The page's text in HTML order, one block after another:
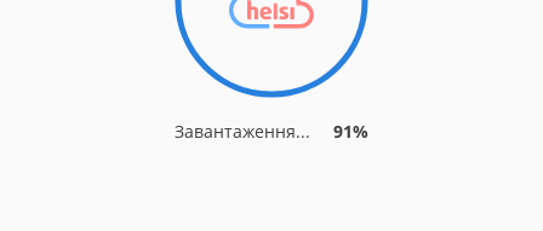
Завантаження... 91%